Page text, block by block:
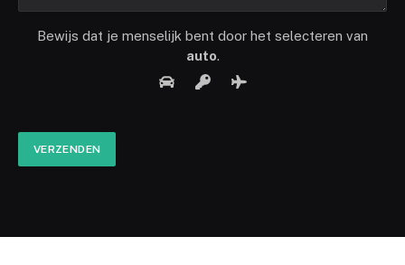
Bewijs dat je menselijk bent door het selecteren van
auto.